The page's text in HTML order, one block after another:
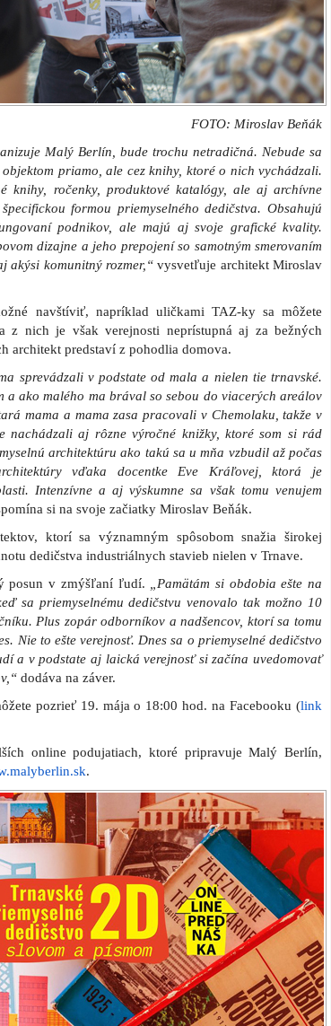
FOTO: Miroslav Beňák
Malý Berlín, bude trochu netradičná. Nebude sa
priamo, ale cez knihy, ktoré o nich vychádzali.
knihy, ročenky, produktové katalógy, ale aj archívne
formou priemyselného dedičstva. Obsahujú
podnikov, ale majú aj svoje grafické kvality.
dizajne a jeho prepojení so samotným smerovaním
akýsi komunitný rozmer,“ vysvetľuje architekt Miroslav
navštíviť, napríklad uličkami TAZ-ky sa môžete
z nich je však verejnosti neprístupná aj za bežných
architekt predstaví z pohodlia domova.
sprevádzali v podstate od mala a nielen tie trnavské.
a ako malého ma brával so sebou do viacerých areálov
mama a mama zasa pracovali v Chemolaku, takže v
nachádzali aj rôzne výročné knižky, ktoré som si rád
architektúru ako takú sa u mňa vzbudil až počas
vďaka docentke Eve Kráľovej, ktorá je
Intenzívne a aj výskumne sa však tomu venujem
si na svoje začiatky Miroslav Beňák.
ktorí sa významným spôsobom snažia širokej
dedičstva industriálnych stavieb nielen v Trnave.
posun v zmýšľaní ľudí.
„Pamätám si obdobia ešte na
sa priemyselnému dedičstvu venovalo tak možno 10
Plus zopár odborníkov a nadšencov, ktorí sa tomu
Nie to ešte verejnosť. Dnes sa o priemyselné dedičstvo
a v podstate aj laická verejnosť si začína uvedomovať
dodáva na záver.
pozrieť 19. mája o 18:00 hod. na Facebooku (link
online podujatiach, ktoré pripravuje Malý Berlín,
.